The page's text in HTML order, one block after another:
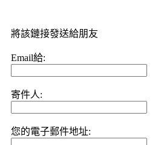
將該鏈接發送給朋友
Email給:
寄件人:
您的電子郵件地址: